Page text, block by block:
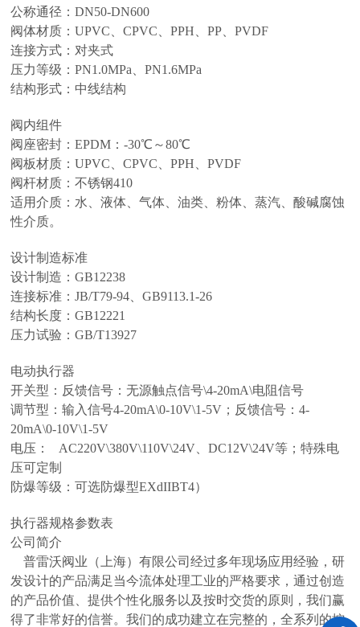
公称通径：DN50-DN600
阀体材质：UPVC、CPVC、PPH、PP、PVDF
连接方式：对夹式
压力等级：PN1.0MPa、PN1.6MPa
结构形式：中线结构
阀内组件
阀座密封：EPDM：-30℃～80℃
阀板材质：UPVC、CPVC、PPH、PVDF
阀杆材质：不锈钢410
适用介质：水、液体、气体、油类、粉体、蒸汽、酸碱腐蚀
性介质。
设计制造标准
设计制造：GB12238
连接标准：JB/T79-94、GB9113.1-26
结构长度：GB12221
压力试验：GB/T13927
电动执行器
开关型：反馈信号：无源触点信号\4-20mA\电阻信号
调节型：输入信号4-20mA\0-10V\1-5V；反馈信号：4-
20mA\0-10V\1-5V
电压： AC220V\380V\110V\24V、DC12V\24V等；特殊电
压可定制
防爆等级：可选防爆型EXdIIBT4）
执行器规格参数表
公司简介
普雷沃阀业（上海）有限公司经过多年现场应用经验，研
发设计的产品满足当今流体处理工业的严格要求，通过创造
的产品价值、提供个性化服务以及按时交货的原则，我们赢
得了非常好的信誉。我们的成功建立在完整的，全系列的控